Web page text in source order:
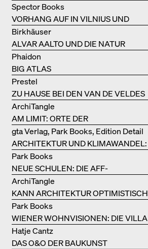
VORHANG AUF IN VILNIUS UND
MINSK!
Spector Books
ALVAR AALTO UND DIE NATUR
Birkhäuser
BIG ATLAS
Phaidon
ZU HAUSE BEI DEN VAN DE VELDES
Prestel
AM LIMIT: ORTE DER
LEBENSMITTELPRODUKTION
ArchiTangle
ARCHITEKTUR UND KLIMAWANDEL:
WEITERE BUCHEMPFEHLUNGEN
gta Verlag, Park Books, Edition Detail
NEUE SCHULEN: DIE AFF-
MONOGRAFIE
Park Books
KANN ARCHITEKTUR OPTIMISTISCH
SEIN?
ArchiTangle
WIENER WOHNVISIONEN: DIE VILLA
REZEK
Park Books
DAS O&O DER BAUKUNST
Hatje Cantz